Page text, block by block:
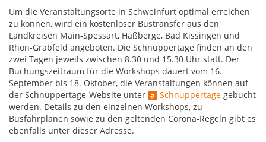
Um die Veranstaltungsorte in Schweinfurt optimal erreichen
zu können, wird ein kostenloser Bustransfer aus den
Landkreisen Main-Spessart, Haßberge, Bad Kissingen und
Rhön-Grabfeld angeboten. Die Schnuppertage finden an den
zwei Tagen jeweils zwischen 8.30 und 15.30 Uhr statt. Der
Buchungszeitraum für die Workshops dauert vom 16.
September bis 18. Oktober, die Veranstaltungen können auf
der Schnuppertage-Website unter
Schnuppertage gebucht
werden. Details zu den einzelnen Workshops, zu
Busfahrplänen sowie zu den geltenden Corona-Regeln gibt es
ebenfalls unter dieser Adresse.